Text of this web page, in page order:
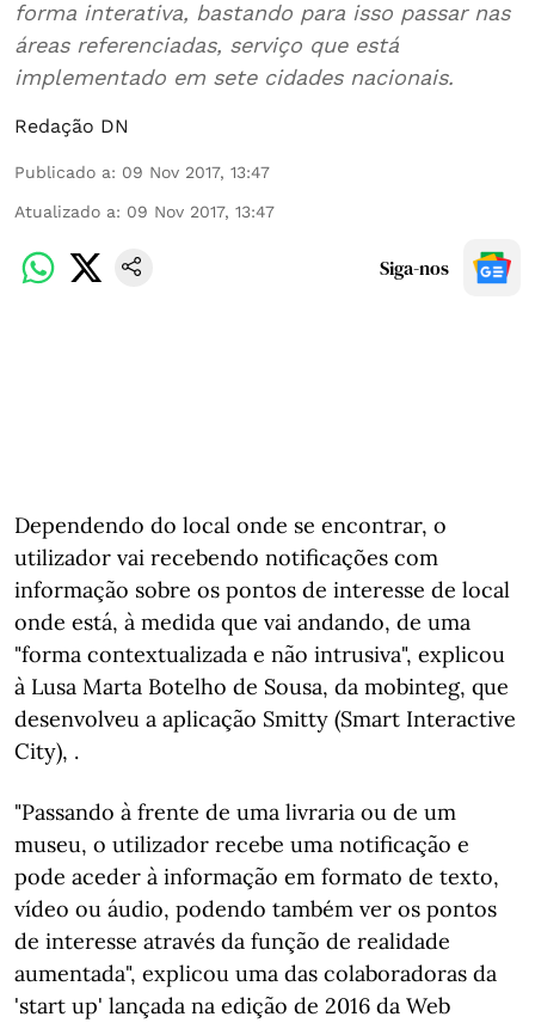
forma interativa, bastando para isso passar nas
áreas referenciadas, serviço que está
implementado em sete cidades nacionais.
Redação DN
Publicado a: 09 Nov 2017, 13:47
Atualizado a: 09 Nov 2017, 13:47
Siga-nos
Dependendo do local onde se encontrar, o
utilizador vai recebendo notificações com
informação sobre os pontos de interesse de local
onde está, à medida que vai andando, de uma
"forma contextualizada e não intrusiva", explicou
à Lusa Marta Botelho de Sousa, da mobinteg, que
desenvolveu a aplicação Smitty (Smart Interactive
City), .
"Passando à frente de uma livraria ou de um
museu, o utilizador recebe uma notificação e
pode aceder à informação em formato de texto,
vídeo ou áudio, podendo também ver os pontos
de interesse através da função de realidade
aumentada", explicou uma das colaboradoras da
'start up' lançada na edição de 2016 da Web